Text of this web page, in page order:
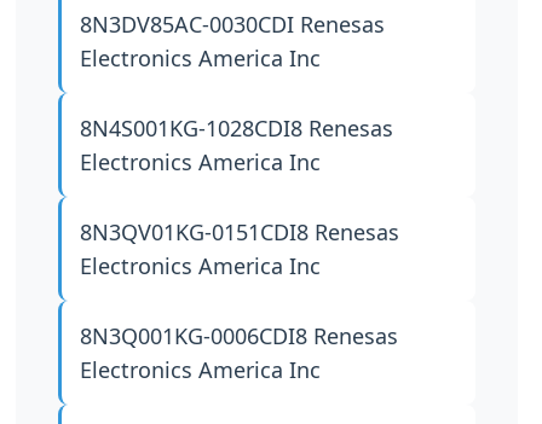
8N3DV85AC-0030CDI Renesas
Electronics America Inc
8N4S001KG-1028CDI8 Renesas
Electronics America Inc
8N3QV01KG-0151CDI8 Renesas
Electronics America Inc
8N3Q001KG-0006CDI8 Renesas
Electronics America Inc